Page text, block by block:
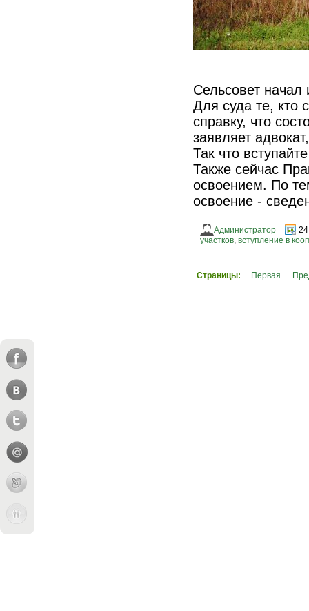
Сельсовет начал
Для суда те, кто
справку, что
заявляет
Так что
Также сейчас
освоением. По
освоение -
Администратор
24
участков, вступление в
Страницы: Первая